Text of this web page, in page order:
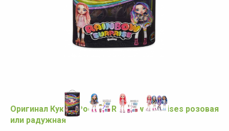
Оригинал Куклы Poopsie Rainbow Surprises розовая
или радужная